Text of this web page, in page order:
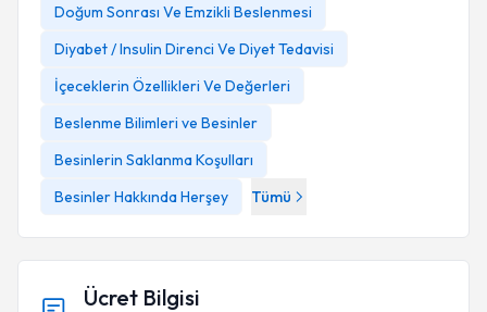
Doğum Sonrası Ve Emzikli Beslenmesi
Diyabet / Insulin Direnci Ve Diyet Tedavisi
İçeceklerin Özellikleri Ve Değerleri
Beslenme Bilimleri ve Besinler
Besinlerin Saklanma Koşulları
Besinler Hakkında Herşey
Tümü
Ücret Bilgisi